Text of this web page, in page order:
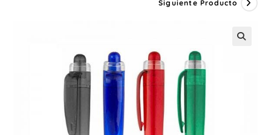
Siguiente Producto